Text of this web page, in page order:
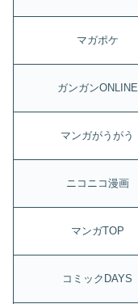
マガポケ
ガンガンONLINE
マンガがうがう
ニコニコ漫画
マンガTOP
コミックDAYS